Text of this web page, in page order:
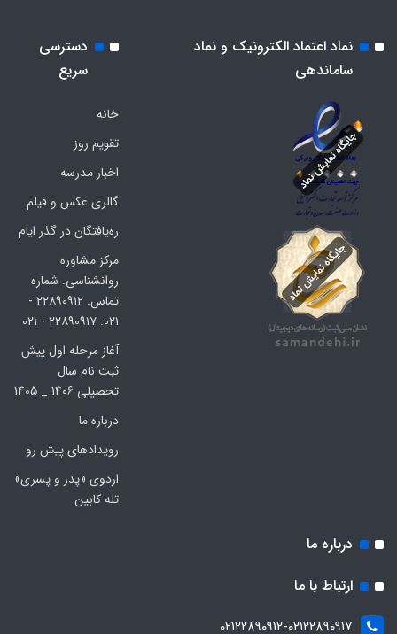
نماد اعتماد الکترونیک و نماد
ساماندهی
دسترسی
سریع
خانه
تقویم روز
اخبار مدرسه
گالری عکس و فیلم
ره‌یافتگان در گذر ایام
مرکز مشاوره
روانشناسی. شماره
تماس. ۲۲۸۹۰۹۱۲ -
۰۲۱. ۲۲۸۹۰۹۱۷ - ۰۲۱
آغاز مرحله اول پیش
ثبت نام سال
تحصیلی 1406 _ 1405
درباره ما
رویدادهای پیش رو
اردوی «پدر و پسری»
تله کابین
درباره ما
ارتباط با ما
۰۲۱۲۲۸۹۰۹۱۲-۰۲۱۲۲۸۹۰۹۱۷